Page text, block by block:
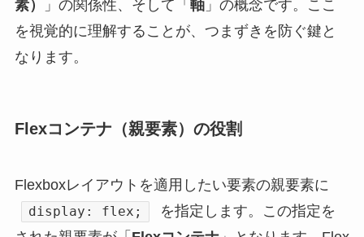
素）
」の関係性、そして「 軸」の概念です。ここ
を視覚的に理解することが、つまずきを防ぐ鍵と
なります。
Flexコンテナ（親要素）の役割
Flexboxレイアウトを適用したい要素の親要素に
display: flex;
を指定します。この指定を